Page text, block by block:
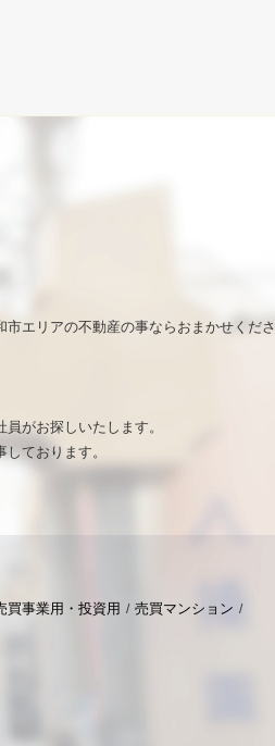
エリアの不動産の事ならおまかせくださ
がお探しいたします。
ております。
買事業用・投資用
売買マンション